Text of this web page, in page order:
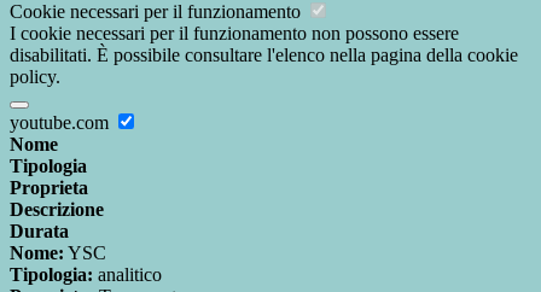
Cookie necessari per il funzionamento
I cookie necessari per il funzionamento non possono essere
disabilitati. È possibile consultare l'elenco nella pagina della cookie
policy.
youtube.com
Nome
Tipologia
Proprieta
Descrizione
Durata
Nome: YSC
Tipologia: analitico